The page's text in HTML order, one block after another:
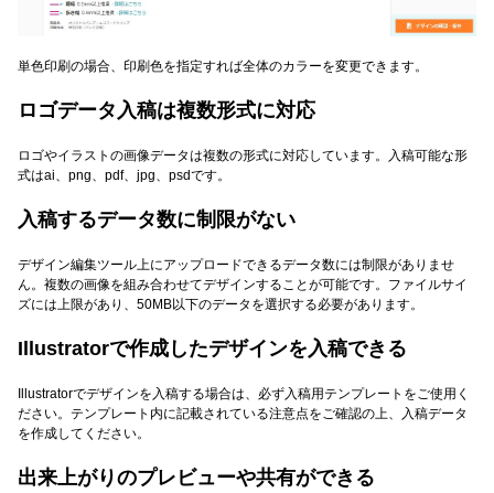
単色印刷の場合、印刷色を指定すれば全体のカラーを変更できます。
ロゴデータ入稿は複数形式に対応
ロゴやイラストの画像データは複数の形式に対応しています。入稿可能な形
式はai、png、pdf、jpg、psdです。
入稿するデータ数に制限がない
デザイン編集ツール上にアップロードできるデータ数には制限がありませ
ん。複数の画像を組み合わせてデザインすることが可能です。ファイルサイ
ズには上限があり、50MB以下のデータを選択する必要があります。
Illustratorで作成したデザインを入稿できる
Illustratorでデザインを入稿する場合は、必ず入稿用テンプレートをご使用く
ださい。テンプレート内に記載されている注意点をご確認の上、入稿データ
を作成してください。
出来上がりのプレビューや共有ができる